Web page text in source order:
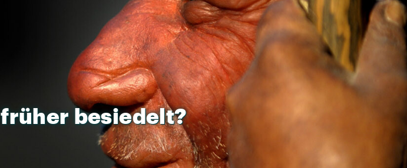
früher besiedelt?